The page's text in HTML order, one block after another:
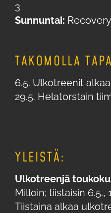
3
Sunnuntai:
TAKOMOLLA
6.5. Ulkotreenit alkaa
29.5. Helatorstain
YLEISTÄ:
Ulkotreenjä
Milloin; tiistaisin 6.5.,
Tiistaina alkaa